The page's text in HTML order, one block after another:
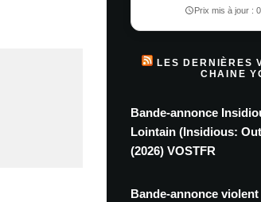
Prix mis à jour :
LES DERNIÈRES
CHAINE
Bande-annonce
Lointain (Insidious:
(2026) VOSTFR
Bande-annonce